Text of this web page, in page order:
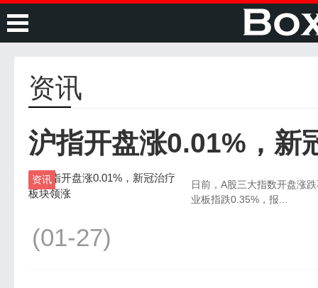
资讯
沪指开盘涨0.01%，新
资讯
日前，A股三大指数开盘涨
业板指跌0.35%，报...
(01-27)